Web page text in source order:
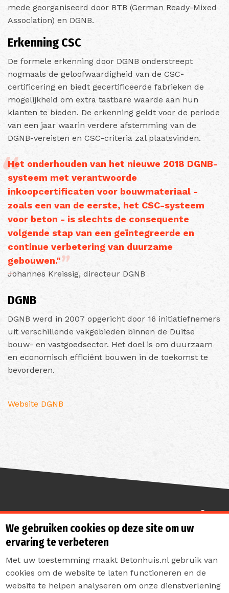
mede georganiseerd door BTB (German Ready-Mixed
Association) en DGNB.
Erkenning CSC
De formele erkenning door DGNB onderstreept
nogmaals de geloofwaardigheid van de CSC-
certificering en biedt gecertificeerde fabrieken de
mogelijkheid om extra tastbare waarde aan hun
klanten te bieden. De erkenning geldt voor de periode
van een jaar waarin verdere afstemming van de
DGNB-vereisten en CSC-criteria zal plaatsvinden.
Het onderhouden van het nieuwe 2018 DGNB-
systeem met verantwoorde
inkoopcertificaten voor bouwmateriaal -
zoals een van de eerste, het CSC-systeem
voor beton - is slechts de consequente
volgende stap van een geïntegreerde en
continue verbetering van duurzame
gebouwen."
Johannes Kreissig, directeur DGNB
DGNB
DGNB werd in 2007 opgericht door 16 initiatiefnemers
uit verschillende vakgebieden binnen de Duitse
bouw- en vastgoedsector. Het doel is om duurzaam
en economisch efficiënt bouwen in de toekomst te
bevorderen.
Website DGNB
Sterk de toekomst in
We gebruiken cookies op deze site om uw
ervaring te verbeteren
Met uw toestemming maakt Betonhuis.nl gebruik van
cookies om de website te laten functioneren en de
website te helpen analyseren om onze dienstverlening